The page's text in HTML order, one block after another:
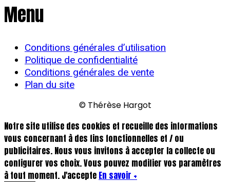
Menu
Conditions générales d’utilisation
Politique de confidentialité
Conditions générales de vente
Plan du site
© Thérèse Hargot
Notre site utilise des cookies et recueille des informations
vous concernant à des fins fonctionnelles et / ou
publicitaires. Nous vous invitons à accepter la collecte ou
configurer vos choix. Vous pouvez modifier vos paramètres
à tout moment. J'accepte En savoir +